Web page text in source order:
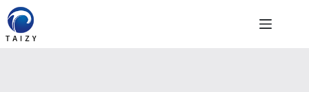
Pular
para
conteúdo